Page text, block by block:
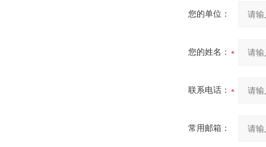
您的单位：
您的姓名：
联系电话：
常用邮箱：